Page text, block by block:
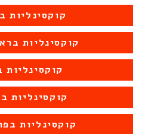
קוקסינליות
קוקסינליות
קוקסינליות
קוקסינליות
קוקסינליות